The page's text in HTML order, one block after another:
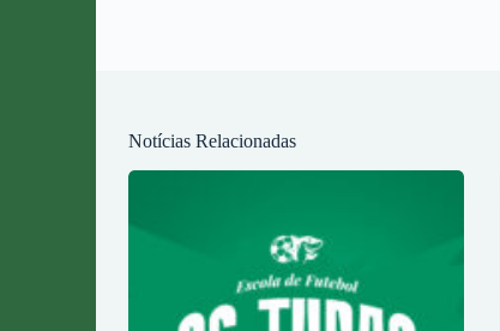
Notícias Relacionadas